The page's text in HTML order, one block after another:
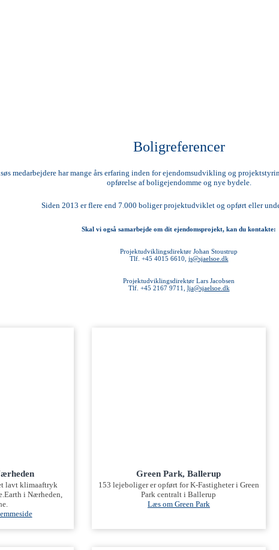
Boligreferencer
medarbejdere har mange års erfaring inden for ejendomsudvikling og
opførelse af boligejendomme og nye bydele.
Siden 2013 er flere end 7.000 boliger projektudviklet og opført eller
Skal vi også samarbejde om dit ejendomsprojekt, kan du kontakte:
Projektudviklingsdirektør Johan Stoustrup
Tlf. +45 4015 6610, js@sjaelsoe.dk
Projektudviklingsdirektør Lars Jacobsen
Tlf. +45 2167 9711, lja@sjaelsoe.dk
lavt klimaaftryk
i Nærheden,
Green Park, Ballerup
153 lejeboliger er opført for K-Fastigheter i Green
Park centralt i Ballerup
Læs om Green Park